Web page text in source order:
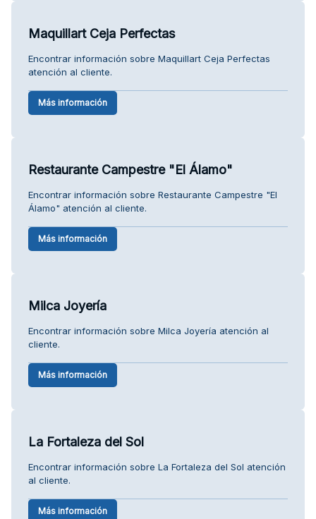
Maquillart Ceja Perfectas
Encontrar información sobre Maquillart Ceja Perfectas
atención al cliente.
Más información
Restaurante Campestre "El Álamo"
Encontrar información sobre Restaurante Campestre "El
Álamo" atención al cliente.
Más información
Milca Joyería
Encontrar información sobre Milca Joyería atención al
cliente.
Más información
La Fortaleza del Sol
Encontrar información sobre La Fortaleza del Sol atención
al cliente.
Más información